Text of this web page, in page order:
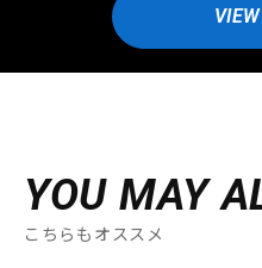
YOU MAY
こちらもオススメ